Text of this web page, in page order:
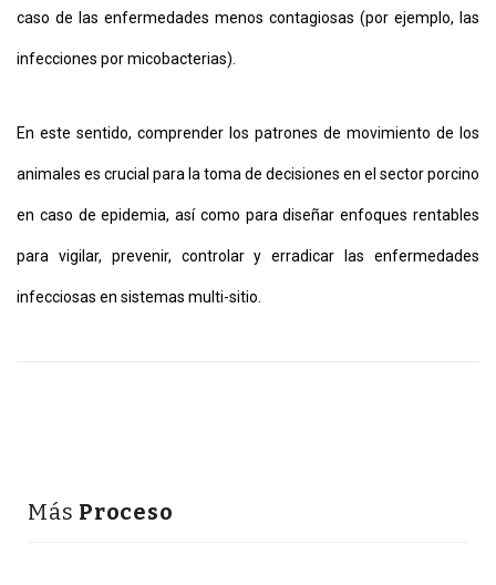
caso de las enfermedades menos contagiosas (por ejemplo, las
infecciones por micobacterias).
En este sentido, comprender los patrones de movimiento de los
animales es crucial para la toma de decisiones en el sector porcino
en caso de epidemia, así como para diseñar enfoques rentables
para vigilar, prevenir, controlar y erradicar las enfermedades
infecciosas en sistemas multi-sitio.
Más Proceso